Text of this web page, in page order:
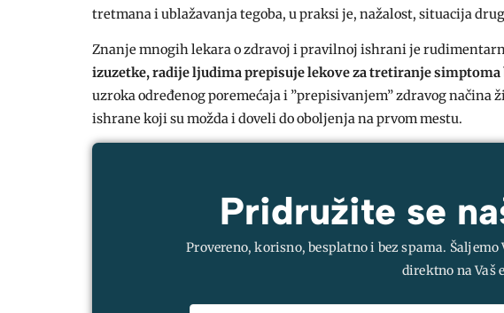
tretmana i ublažavanja tegoba, u praksi je, nažalost, situacija
Znanje mnogih lekara o zdravoj i pravilnoj ishrani je
izuzetke, radije ljudima prepisuje lekove za tretiranje
uzroka određenog poremećaja i ”prepisivanjem” zdravog
ishrane koji su možda i doveli do oboljenja na prvom mestu.
Pridružite se
Provereno, korisno, besplatno i bez spama.
direktno na Vaš